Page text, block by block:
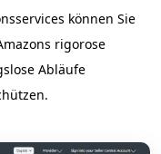
können Sie
rigorose
Abläufe